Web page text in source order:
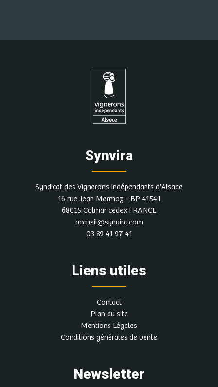
Synvira
Syndicat des Vignerons Indépendants d'Alsace
16 rue Jean Mermoz - BP 41541
68015 Colmar cedex FRANCE
accueil@synvira.com
03 89 41 97 41
Liens utiles
Contact
Plan du site
Mentions Légales
Conditions générales de vente
Newsletter